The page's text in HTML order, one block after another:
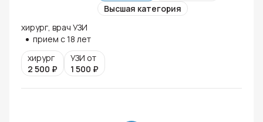
Высшая категория
хирург, врач УЗИ
прием с 18 лет
хирург
2 500 ₽
УЗИ от
1 500 ₽